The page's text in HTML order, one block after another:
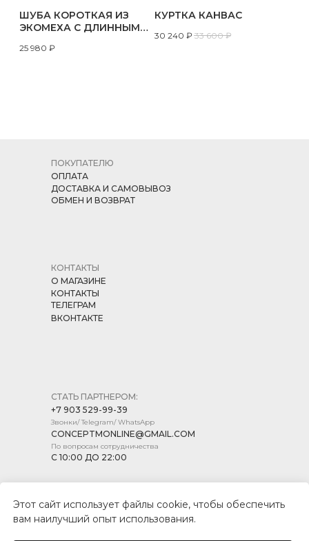
ШУБА КОРОТКАЯ ИЗ
ЭКОМЕХА С ДЛИННЫМ
25 980 ₽
КУРТКА КАНВАС
30 240 ₽ 33 600 ₽
СТАТЬ ПАРТНЕРОМ:
+7 903 529-99-39
Звонки/ Telegram/ WhatsApp
CONCEPTMONLINE@GMAIL.COM
По вопросам сотрудничества
С 10:00 ДО 22:00
КОНТАКТЫ
О МАГАЗИНЕ
КОНТАКТЫ
ТЕЛЕГРАМ
ВКОНТАКТЕ
ПОКУПАТЕЛЮ
ОПЛАТА
ДОСТАВКА И САМОВЫВОЗ
ОБМЕН И ВОЗВРАТ
Этот сайт использует файлы cookie, чтобы обеспечить
вам наилучший опыт использования.